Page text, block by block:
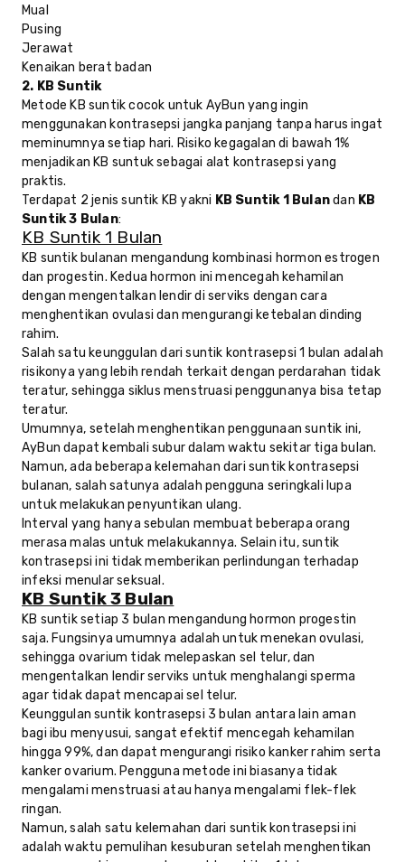
Mual
Pusing
Jerawat
Kenaikan berat badan
2. KB Suntik
Metode KB suntik cocok untuk AyBun yang ingin
menggunakan kontrasepsi jangka panjang tanpa harus ingat
meminumnya setiap hari. Risiko kegagalan di bawah 1%
menjadikan KB suntuk sebagai alat kontrasepsi yang
praktis.
Terdapat 2 jenis suntik KB yakni KB Suntik 1 Bulandan KB
Suntik 3 Bulan:
KB Suntik 1 Bulan
KB suntik bulanan mengandung kombinasi hormon estrogen
dan progestin. Kedua hormon ini mencegah kehamilan
dengan mengentalkan lendir di serviks dengan cara
menghentikan ovulasi dan mengurangi ketebalan dinding
rahim.
Salah satu keunggulan dari suntik kontrasepsi 1 bulan adalah
risikonya yang lebih rendah terkait dengan perdarahan tidak
teratur, sehingga siklus menstruasi penggunanya bisa tetap
teratur.
Umumnya, setelah menghentikan penggunaan suntik ini,
AyBun dapat kembali subur dalam waktu sekitar tiga bulan.
Namun, ada beberapa kelemahan dari suntik kontrasepsi
bulanan, salah satunya adalah pengguna seringkali lupa
untuk melakukan penyuntikan ulang.
Interval yang hanya sebulan membuat beberapa orang
merasa malas untuk melakukannya. Selain itu, suntik
kontrasepsi ini tidak memberikan perlindungan terhadap
infeksi menular seksual.
KB Suntik 3 Bulan
KB suntik setiap 3 bulan mengandung hormon progestin
saja. Fungsinya umumnya adalah untuk menekan ovulasi,
sehingga ovarium tidak melepaskan sel telur, dan
mengentalkan lendir serviks untuk menghalangi sperma
agar tidak dapat mencapai sel telur.
Keunggulan suntik kontrasepsi 3 bulan antara lain aman
bagi ibu menyusui, sangat efektif mencegah kehamilan
hingga 99%, dan dapat mengurangi risiko kanker rahim serta
kanker ovarium. Pengguna metode ini biasanya tidak
mengalami menstruasi atau hanya mengalami flek-flek
ringan.
Namun, salah satu kelemahan dari suntik kontrasepsi ini
adalah waktu pemulihan kesuburan setelah menghentikan